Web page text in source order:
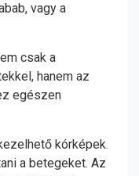
vagy a
csak a
hanem az
egészen
kórképek.
a betegeket. Az